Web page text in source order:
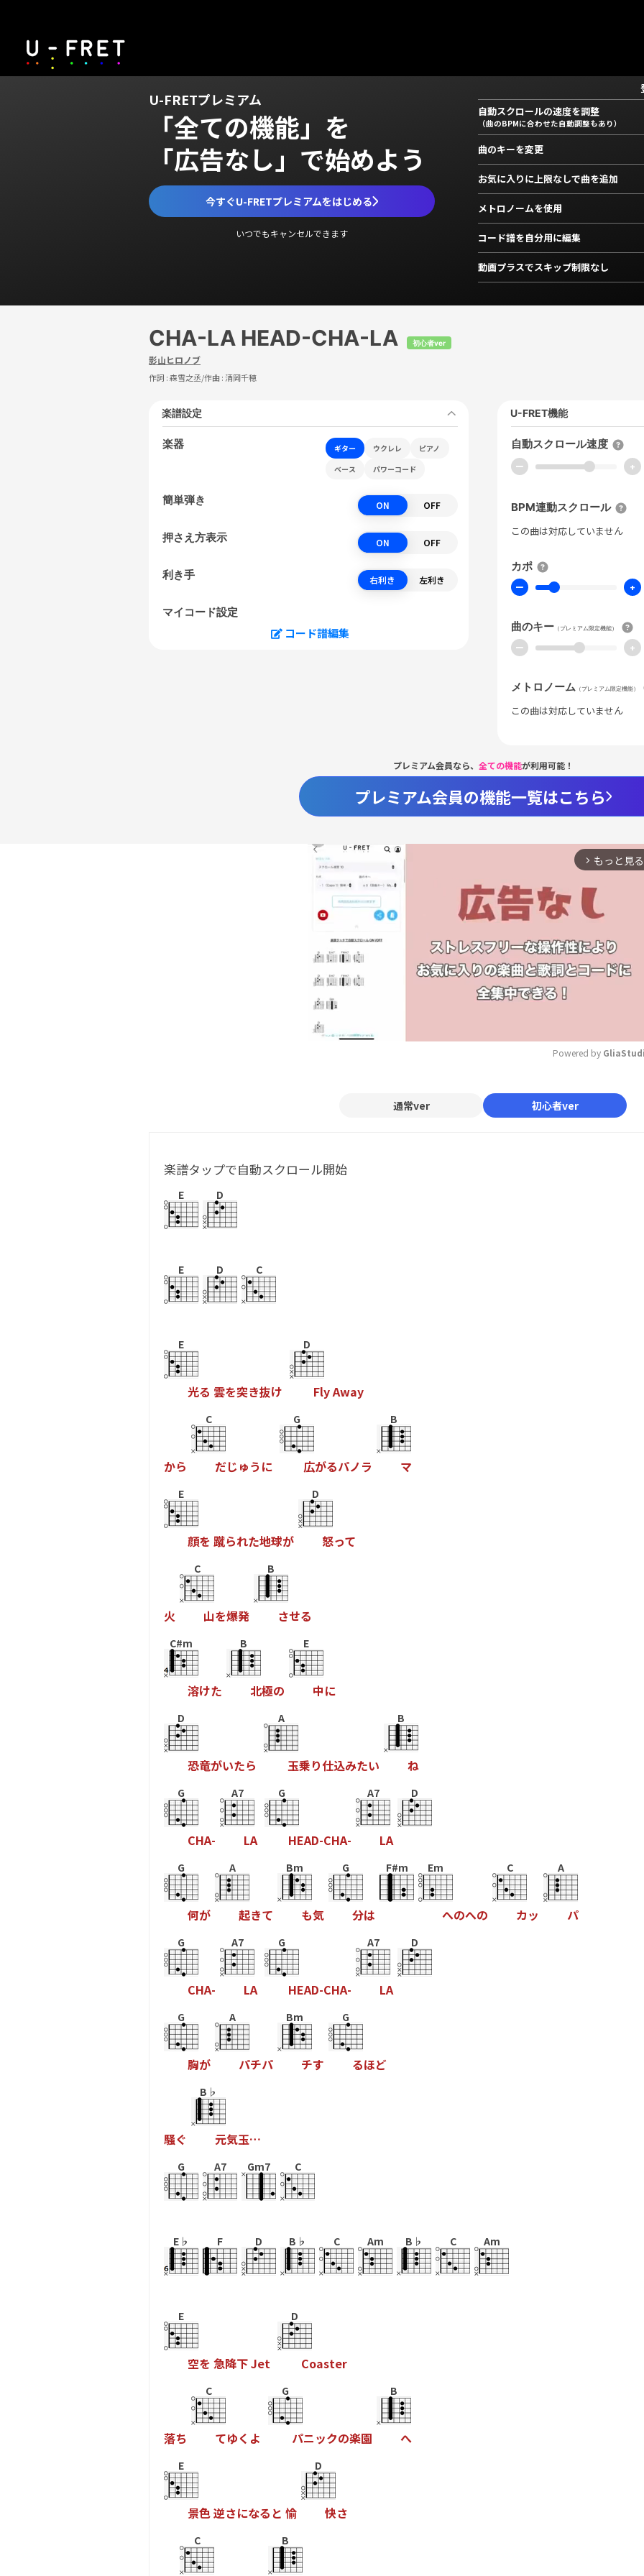
U-FRETプレミアム
「全ての機能」を
「広告なし」で始めよう
今すぐU-FRETプレミアムをはじめる
いつでもキャンセルできます
自動スクロールの速度を調整
（曲のBPMに合わせた自動調整もあり）
曲のキーを変更
お気に入りに上限なしで曲を追加
メトロノームを使用
コード譜を自分用に編集
動画プラスでスキップ制限なし
CHA-LA HEAD-CHA-LA 初心者ver
影山ヒロノブ
作詞 :森雪之丞/作曲 :清岡千穂
楽譜設定
楽器 ギター ウクレレ
ピアノ
ベース
パワーコード
簡単弾き ON OFF
押さえ方表示 ON OFF
利き手 右利き 左利き
マイコード設定
コード譜編集
U-FRET機能
自動スクロール速度
ー +
BPM連動スクロール
この曲は対応していません
カポ
ー +
曲のキー （プレミアム限定機能）
ー +
メトロノーム （プレミアム限定機能）
この曲は対応していません
プレミアム会員なら、 全ての機能が利用可能！
プレミアム会員の機能一覧はこちら
arrow_forward_ios もっと見る
Mute
Powered by
通常ver 初心者ver
楽譜タップで自動スクロール開始
E D
E D C
E
光る 雲を突き抜け
D
FlyAway
から
C
だじ ゅう に
G
広がるパノラ
B
マ
E
顔を 蹴られた地球が
D
怒って
火
C
山を爆発
B
させる
C#m
溶けた
B
北極の
E
中に
D
恐竜がいたら
A
玉乗り仕込みたい
B
ね
G
CHA-
A7
LA
G
HEAD-CHA-
A7
LA
D
G
何が
A
起きて
Bm
も気
G
分は
F#m Em
へのへの
C
カッ
A
パ
G
CHA-
A7
LA
G
HEAD-CHA-
A7
LA
D
G
胸が
A
パチパ
Bm
チす
G
るほど
騒ぐ
B♭
元気玉…
G A7 Gm7 C
E♭ F D B♭ C Am B♭ C Am
E
空を 急降下Jet
D
Coaster
落ち
C
てゆく よ
G
パニックの楽園
B
へ
E
景色逆さになる と 愉
D
快さ
C B